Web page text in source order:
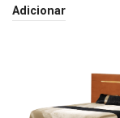
Adicionar